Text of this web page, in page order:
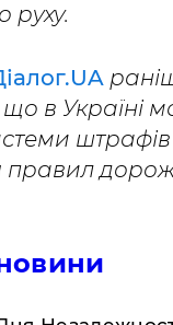
руху.
в Україні